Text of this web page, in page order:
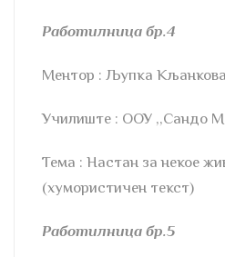
Работилница бр.4
Ментор : Љупка Кљанкова
Училиште : ООУ ,,Сандо
Тема : Настан за некое
(хумористичен текст)
Работилница бр.5